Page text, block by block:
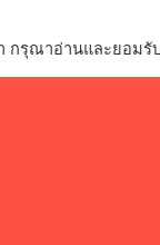
กรุณาอ่านและยอมรั